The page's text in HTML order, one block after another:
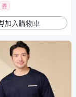
券
加入購物車